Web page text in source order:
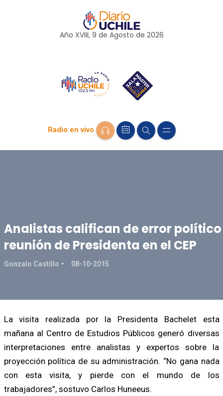
Año XVIII, 9 de Agosto de 2026
Radio en vivo
Analistas califican de error político
reunión de Presidenta en el CEP
Gonzalo Castillo 08-10-2015
La visita realizada por la Presidenta Bachelet esta
mañana al Centro de Estudios Públicos generó diversas
interpretaciones entre analistas y expertos sobre la
proyección política de su administración. “No gana nada
con esta visita, y pierde con el mundo de los
trabajadores”, sostuvo Carlos Huneeus.